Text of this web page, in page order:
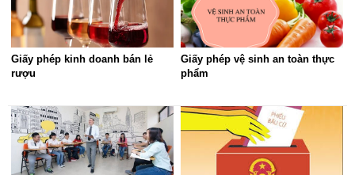
Giấy phép kinh doanh bán lẻ
rượu
Giấy phép vệ sinh an toàn thực
phẩm